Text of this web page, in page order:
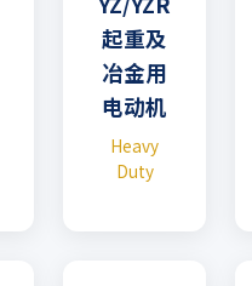
起重及
冶金用
电动机
Heavy
Duty